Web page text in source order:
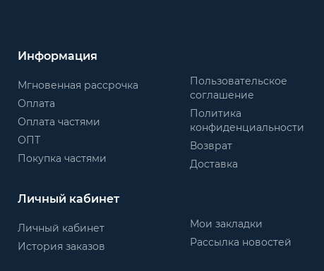
Информация
Мгновенная рассрочка
Оплата
Оплата частями
ОПТ
Покупка частями
Пользовательское
соглашение
Политика
конфиденциальности
Возврат
Доставка
Личный кабинет
Личный кабинет
История заказов
Мои закладки
Рассылка новостей